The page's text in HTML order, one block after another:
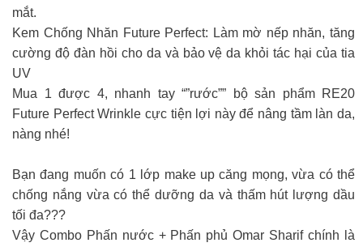
mắt.
Kem Chống Nhăn Future Perfect: Làm mờ nếp nhăn, tăng
cường độ đàn hồi cho da và bảo vệ da khỏi tác hại của tia
UV
Mua 1 được 4, nhanh tay “”rước”” bộ sản phẩm RE20
Future Perfect Wrinkle cực tiện lợi này để nâng tầm làn da,
nàng nhé!
Bạn đang muốn có 1 lớp make up căng mọng, vừa có thể
chống nắng vừa có thể dưỡng da và thấm hút lượng dầu
tối đa???
Vậy Combo Phấn nước + Phấn phủ Omar Sharif chính là